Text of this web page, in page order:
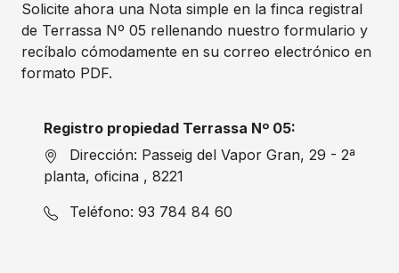
Solicite ahora una Nota simple en la finca registral
de Terrassa Nº 05 rellenando nuestro formulario y
recíbalo cómodamente en su correo electrónico en
formato PDF.
Registro propiedad Terrassa Nº 05:
Dirección: Passeig del Vapor Gran, 29 - 2ª
planta, oficina , 8221
Teléfono: 93 784 84 60